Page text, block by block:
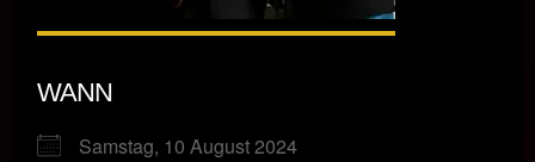
WANN
Samstag, 10 August 2024